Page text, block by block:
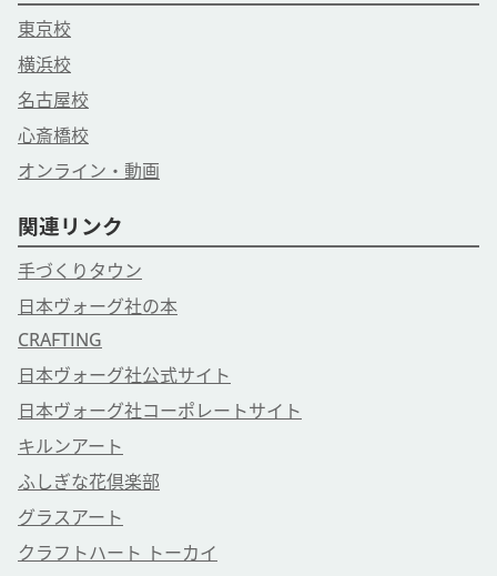
東京校
横浜校
名古屋校
心斎橋校
オンライン・動画
関連リンク
手づくりタウン
日本ヴォーグ社の本
CRAFTING
日本ヴォーグ社公式サイト
日本ヴォーグ社コーポレートサイト
キルンアート
ふしぎな花倶楽部
グラスアート
クラフトハート トーカイ